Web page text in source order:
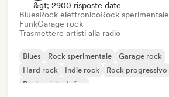
&gt; 2900 risposte date
BluesRock elettronicoRock sperimentale
FunkGarage rock
Trasmettere artisti alla radio
Blues Rock sperimentale
Garage rock
Hard rock
Indie rock
Rock progressivo
Rock psichedelico